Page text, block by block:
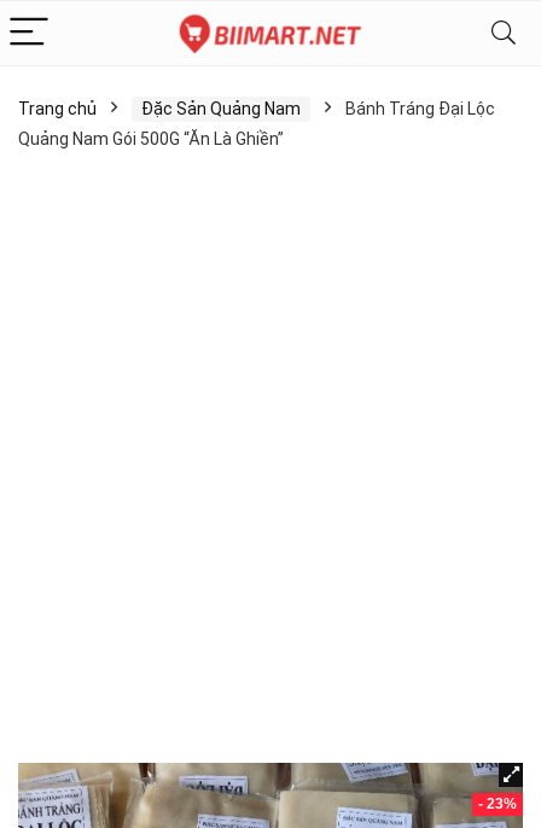
Trang chủ Đặc Sản Quảng Nam
Bánh Tráng Đại Lộc
Quảng Nam Gói 500G “Ăn Là Ghiền”
- 23%